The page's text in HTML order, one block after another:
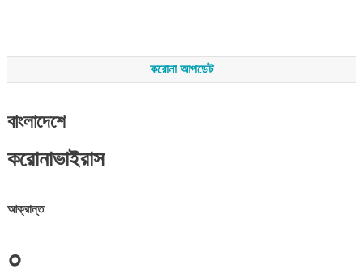
করোনা আপডেট
বাংলাদেশে
করোনাভাইরাস
আক্রান্ত
০